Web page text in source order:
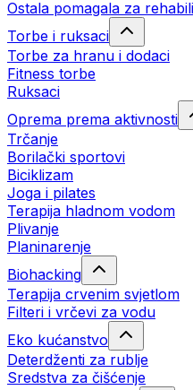
Ostala pomagala za
Torbe i ruksaci
Torbe za hranu i dodaci
Fitness torbe
Ruksaci
Oprema prema aktivnosti
Trčanje
Borilački sportovi
Biciklizam
Joga i pilates
Terapija hladnom vodom
Plivanje
Planinarenje
Biohacking
Terapija crvenim svjetlom
Filteri i vrčevi za vodu
Eko kućanstvo
Deterdženti za rublje
Sredstva za čišćenje